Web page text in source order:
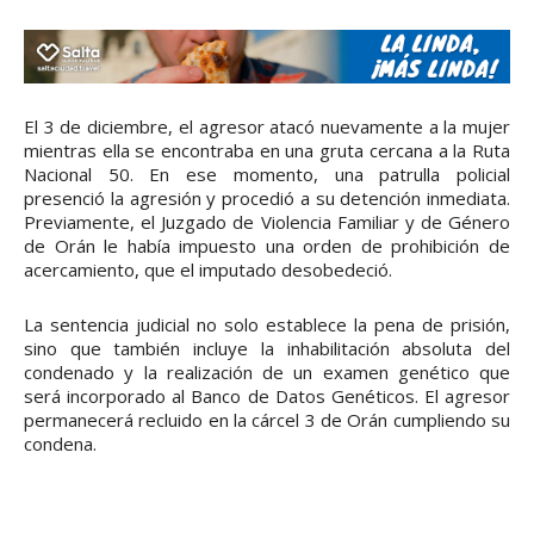
El 3 de diciembre, el agresor atacó nuevamente a la mujer
mientras ella se encontraba en una gruta cercana a la Ruta
Nacional 50. En ese momento, una patrulla policial
presenció la agresión y procedió a su detención inmediata.
Previamente, el Juzgado de Violencia Familiar y de Género
de Orán le había impuesto una orden de prohibición de
acercamiento, que el imputado desobedeció.
La sentencia judicial no solo establece la pena de prisión,
sino que también incluye la inhabilitación absoluta del
condenado y la realización de un examen genético que
será incorporado al Banco de Datos Genéticos. El agresor
permanecerá recluido en la cárcel 3 de Orán cumpliendo su
condena.